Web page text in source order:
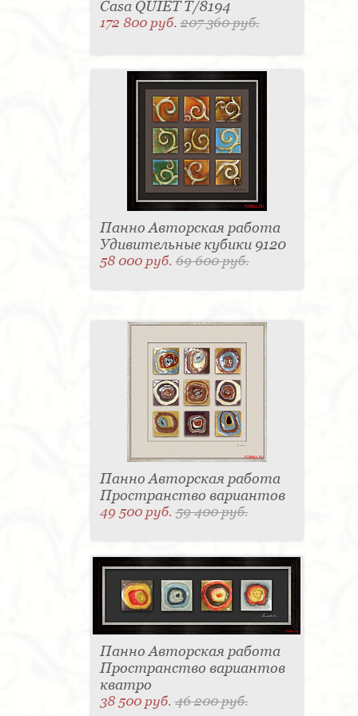
Casa QUIET T/8194
172 800 руб.207 360 руб.
Панно Авторская работа
Удивительные кубики 9120
58 000 руб.69 600 руб.
Панно Авторская работа
Пространство вариантов
49 500 руб.59 400 руб.
Панно Авторская работа
Пространство вариантов
кватро
38 500 руб.46 200 руб.